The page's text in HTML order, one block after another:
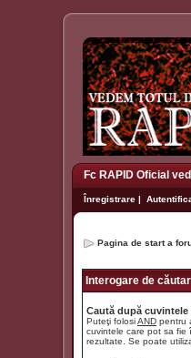
Fc RAPID Oficial
Înregistrare |
Pagina de start a
Interogare de
Caută după cuvintele
Puteţi folosiAND pentru
cuvintele care pot sa fie
rezultate. Se poate